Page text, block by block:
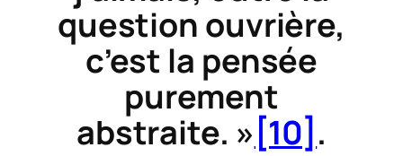
question ouvrière,
c’est la pensée
purement
abstraite. » [10] .